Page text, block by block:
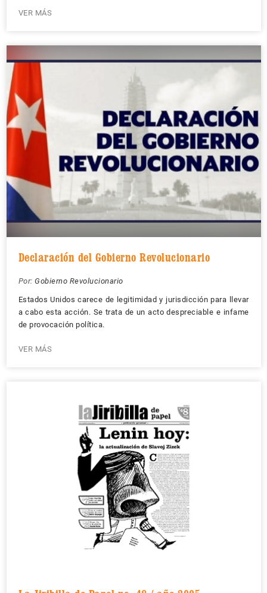
VER MÁS
Declaración del Gobierno Revolucionario
Por: Gobierno Revolucionario
Estados Unidos carece de legitimidad y jurisdicción para llevar
a cabo esta acción. Se trata de un acto despreciable e infame
de provocación política.
VER MÁS